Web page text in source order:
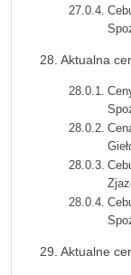
Aktualna
Aktualne